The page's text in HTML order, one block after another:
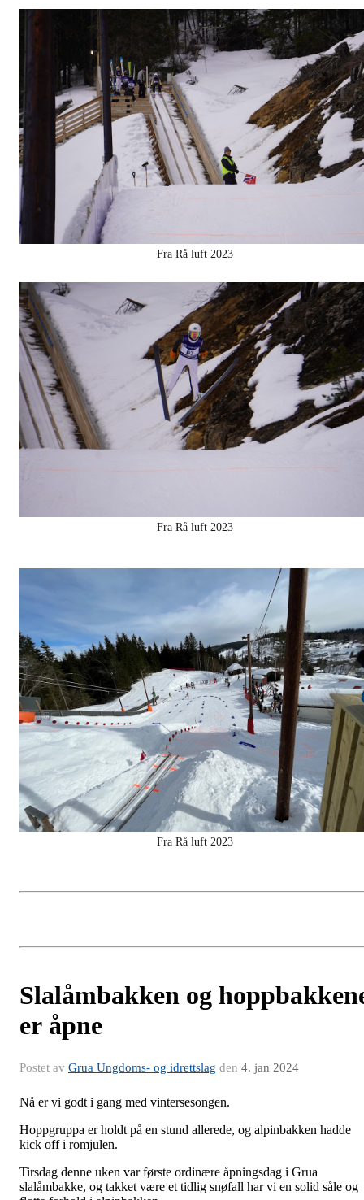
Fra Rå luft 2023
Fra Rå luft 2023
Fra Rå luft 2023
Slalåmbakken og
er åpne
Postet av Grua Ungdoms- og idrettslag den 4. jan 2024
Nå er vi godt i gang med vintersesongen.
Hoppgruppa er holdt på en stund allerede, og alpinbakken hadde
kick off i romjulen.
Tirsdag denne uken var første ordinære åpningsdag i Grua
slalåmbakke, og takket være et tidlig snøfall har vi en solid såle og